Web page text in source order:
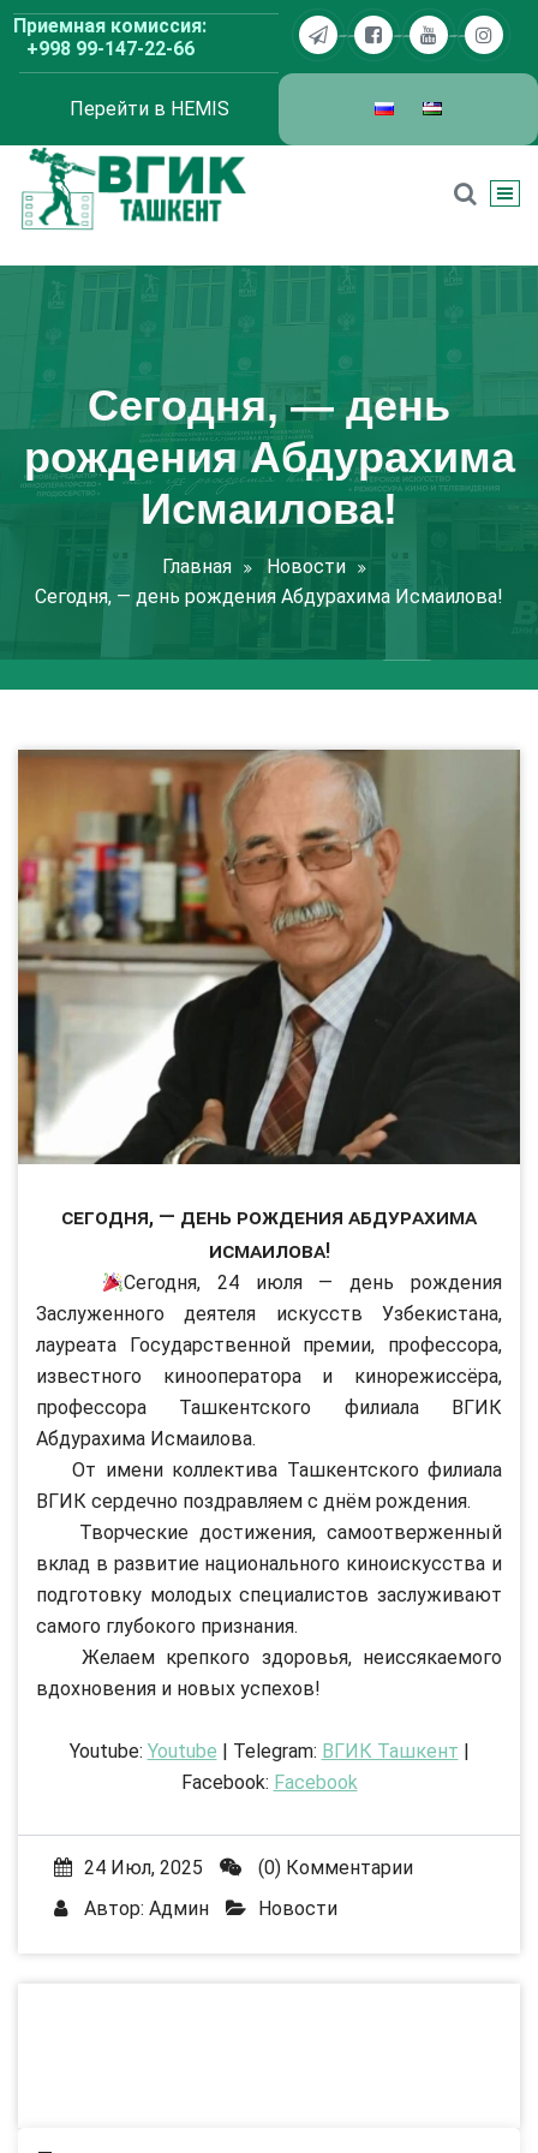
Перейти
содержимому
Приемная комиссия:
+998 99-147-22-66
Перейти в HEMIS
Сегодня, — день
рождения Абдурахима
Исмаилова!
Главная
Новости
Сегодня, — день рождения Абдурахима Исмаилова!
Сегодня, — день рождения Абдурахима
Исмаилова!
Сегодня, 24 июля — день рождения
Заслуженного деятеля искусств Узбекистана,
лауреата Государственной премии, профессора,
известного кинооператора и кинорежиссёра,
профессора Ташкентского филиала ВГИК
Абдурахима Исмаилова.
От имени коллектива Ташкентского филиала
ВГИК сердечно поздравляем с днём рождения.
Творческие достижения, самоотверженный
вклад в развитие национального киноискусства и
подготовку молодых специалистов заслуживают
самого глубокого признания.
Желаем крепкого здоровья, неиссякаемого
вдохновения и новых успехов!
Youtube: Youtube | Telegram: ВГИК Ташкент |
Facebook: Facebook
24 Июл, 2025
(0) Комментарии
Автор: Админ Новости